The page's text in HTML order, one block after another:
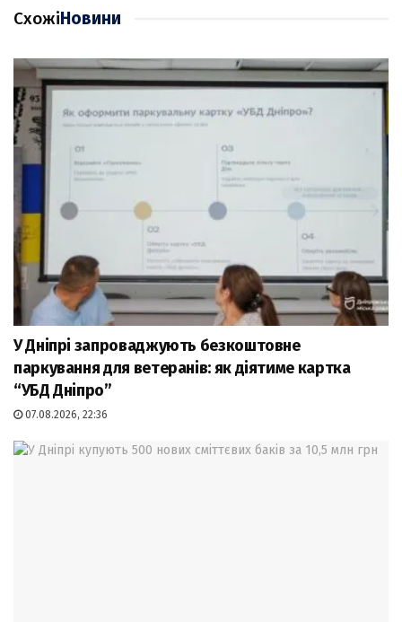
СхожіНовини
У Дніпрі запроваджують безкоштовне
паркування для ветеранів: як діятиме картка
“УБД Дніпро”
07.08.2026, 22:36